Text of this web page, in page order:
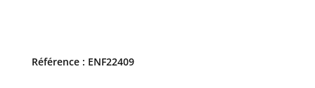
Référence : ENF22409